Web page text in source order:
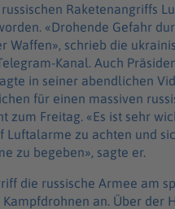
Raketenangriffs
«Drohende Gefahr
Waffen», schrieb die
Kanal. Auch
in seiner abendlichen
für einen massiven
zum Freitag. «Es ist sehr
Luftalarme zu achten und
zu begeben», sagte er.
die russische Armee am
an. Über der